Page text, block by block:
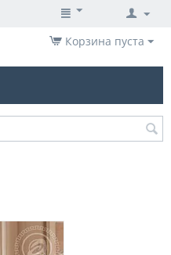
Корзина пуста